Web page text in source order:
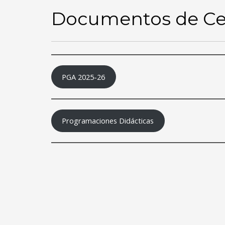
Documentos de
PGA 2025-26
Programaciones Didácticas